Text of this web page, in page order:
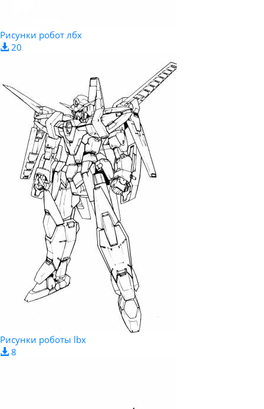
Рисунки робот лбх
20
Рисунки роботы lbx
8